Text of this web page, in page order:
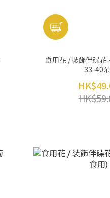
食用花 / 裝飾伴碟花
33-40